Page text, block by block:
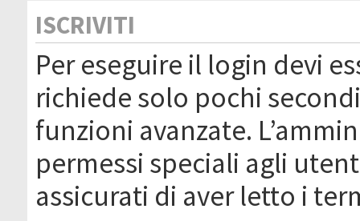
ISCRIVITI
Per eseguire il login devi
richiede solo pochi
funzioni avanzate.
permessi speciali agli
assicurati di aver letto i